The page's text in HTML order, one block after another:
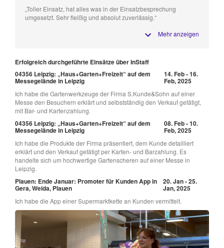
„Toller Einsatz, hat alles was in der Einsatzbesprechung
umgesetzt. Sehr fleißig und absolut zuverlässig.“
Mehr anzeigen
Erfolgreich durchgeführte Einsätze über InStaff
04356 Leipzig: „Haus+Garten+Freizeit“ auf dem
Messegelände in Leipzig
14. Feb - 16.
Feb, 2025
Ich habe die Gartenwerkzeuge der Firma S.Kunde&Sohn auf einer
Messe den Besuchern erklärt und selbstständig den Verkauf getätigt,
mit Bar- und Kartenzahlung.
04356 Leipzig: „Haus+Garten+Freizeit“ auf dem
Messegelände in Leipzig
08. Feb - 10.
Feb, 2025
Ich habe die Produkte der Firma präsentiert, dem Kunde detailliert
erklärt und den Verkauf getätigt per Karten- und Barzahlung. Es
handelte sich um hochwertige Gartenscheren auf einer Messe in
Leipzig.
Plauen: Ende Januar: Promoter für Kunden App in
Gera, Weida, Plauen
20. Jan - 25.
Jan, 2025
Ich habe die App einer Supermarktkette an Kunden vermittelt.